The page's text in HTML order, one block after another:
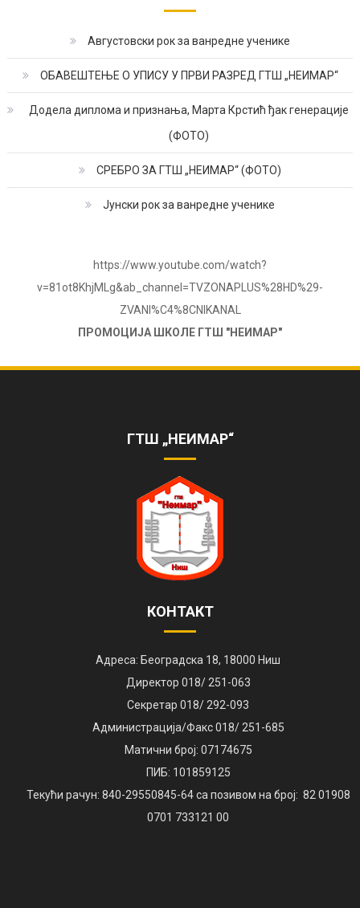
Августовски рок за ванредне ученике
ОБАВЕШТЕЊЕ О УПИСУ У ПРВИ РАЗРЕД ГТШ „НЕИМАР“
Додела диплома и признања, Марта Крстић ђак генерације
(ФОТО)
СРЕБРО ЗА ГТШ „НЕИМАР“ (ФОТО)
Јунски рок за ванредне ученике
https://www.youtube.com/watch?
v=81ot8KhjMLg&ab_channel=TVZONAPLUS%28HD%29-
ZVANI%C4%8CNIKANAL
ПРОМОЦИЈА ШКОЛЕ ГТШ "НЕИМАР"
ZVANI%C4%8CNIKANAL
ГТШ „НЕИМАР“
КОНТАКТ
Адреса: Београдска 18, 18000 Ниш
Директор 018/ 251-063
Секретар 018/ 292-093
Администрација/Факс 018/ 251-685
Матични број: 07174675
ПИБ: 101859125
Текући рачун: 840-29550845-64 са позивом на број: 82 01908
0701 733121 00